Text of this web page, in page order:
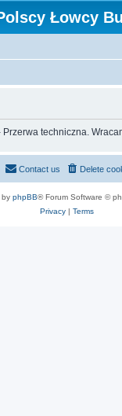
Łowcy
Przerwa techniczna.
Delete
Contact us
by phpBB® Forum Software ©
Privacy| Terms